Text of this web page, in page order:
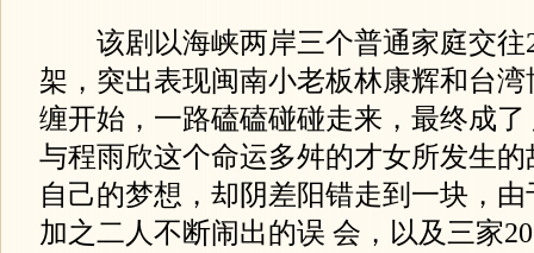
该剧以海峡两岸三个普通家庭交往
架，突出表现闽南小老板林康辉和台
缠开始，一路磕磕碰碰走来，最终成
与程雨欣这个命运多舛的才女所发生
自己的梦想，却阴差阳错走到一块，
加之二人不断闹出的误 会，以及三家